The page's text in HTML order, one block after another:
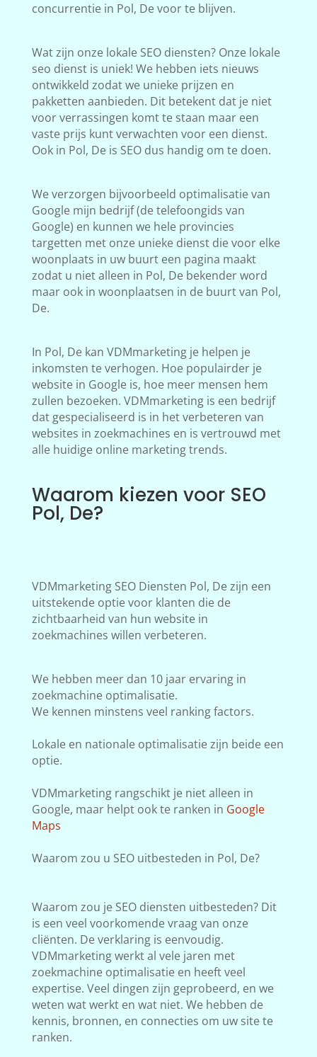
concurrentie in Pol, De voor te blijven.
Wat zijn onze lokale SEO diensten? Onze lokale
seo dienst is uniek! We hebben iets nieuws
ontwikkeld zodat we unieke prijzen en
pakketten aanbieden. Dit betekent dat je niet
voor verrassingen komt te staan maar een
vaste prijs kunt verwachten voor een dienst.
Ook in Pol, De is SEO dus handig om te doen.
We verzorgen bijvoorbeeld optimalisatie van
Google mijn bedrijf (de telefoongids van
Google) en kunnen we hele provincies
targetten met onze unieke dienst die voor elke
woonplaats in uw buurt een pagina maakt
zodat u niet alleen in Pol, De bekender word
maar ook in woonplaatsen in de buurt van Pol,
De.
In Pol, De kan VDMmarketing je helpen je
inkomsten te verhogen. Hoe populairder je
website in Google is, hoe meer mensen hem
zullen bezoeken. VDMmarketing is een bedrijf
dat gespecialiseerd is in het verbeteren van
websites in zoekmachines en is vertrouwd met
alle huidige online marketing trends.
Waarom kiezen voor SEO
Pol, De?
VDMmarketing SEO Diensten Pol, De zijn een
uitstekende optie voor klanten die de
zichtbaarheid van hun website in
zoekmachines willen verbeteren.
We hebben meer dan 10 jaar ervaring in
zoekmachine optimalisatie.
We kennen minstens veel ranking factors.
Lokale en nationale optimalisatie zijn beide een
optie.
VDMmarketing rangschikt je niet alleen in
Google, maar helpt ook te ranken in Google
Maps
Waarom zou u SEO uitbesteden in Pol, De?
Waarom zou je SEO diensten uitbesteden? Dit
is een veel voorkomende vraag van onze
cliënten. De verklaring is eenvoudig.
VDMmarketing werkt al vele jaren met
zoekmachine optimalisatie en heeft veel
expertise. Veel dingen zijn geprobeerd, en we
weten wat werkt en wat niet. We hebben de
kennis, bronnen, en connecties om uw site te
ranken.